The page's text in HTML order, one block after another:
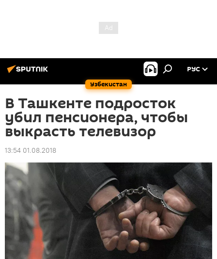
Узбекистан
РУС
В Ташкенте подросток
убил пенсионера, чтобы
выкрасть телевизор
13:54 01.08.2018